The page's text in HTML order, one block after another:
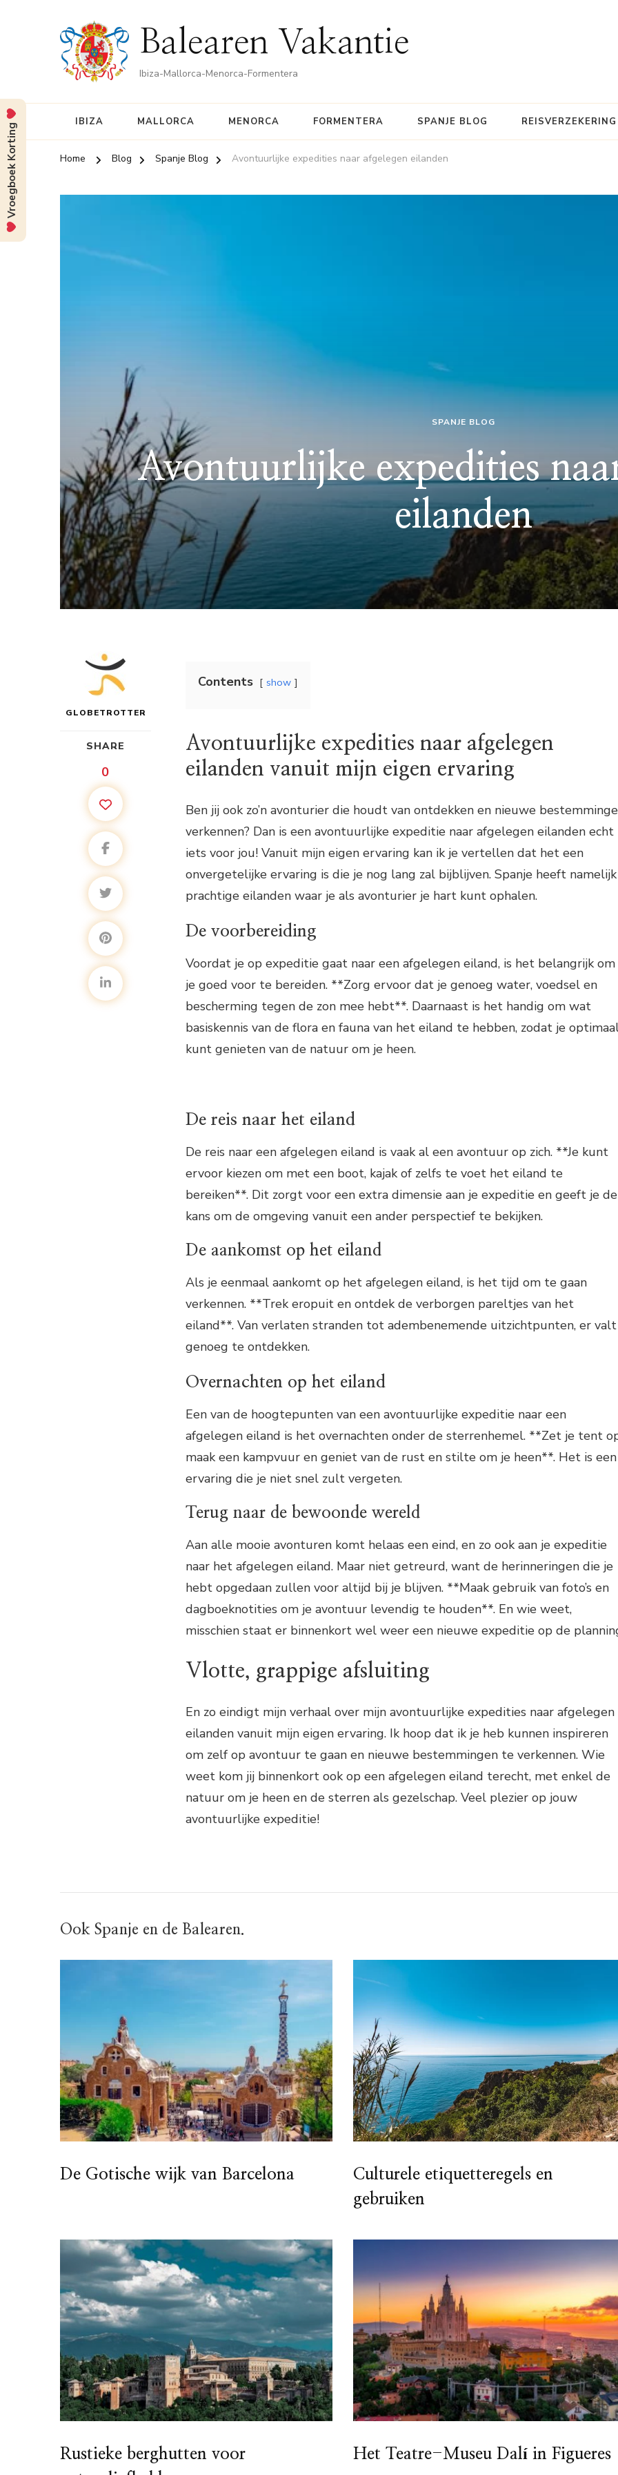
Balearen Vakantie
Ibiza-Mallorca-Menorca-Formentera
IBIZA MALLORCA MENORCA FORMENTERA SPANJE BLOG REISVERZEKERING
Home Blog Spanje Blog Avontuurlijke expedities naar afgelegen eilanden
SPANJE BLOG
Avontuurlijke expedities
eilanden
GLOBETROTTER
SHARE
0
Contents show
Avontuurlijke expedities naar afgelegen
eilanden vanuit mijn eigen ervaring
Ben jij ook zo’n avonturier die houdt van ontdekken en nieuwe
verkennen? Dan is een avontuurlijke expeditie naar afgelegen eilanden echt
iets voor jou! Vanuit mijn eigen ervaring kan ik je vertellen dat het een
onvergetelijke ervaring is die je nog lang zal bijblijven. Spanje heeft namelijk
prachtige eilanden waar je als avonturier je hart kunt ophalen.
De voorbereiding
Voordat je op expeditie gaat naar een afgelegen eiland, is het belangrijk om
je goed voor te bereiden. **Zorg ervoor dat je genoeg water, voedsel en
bescherming tegen de zon mee hebt**. Daarnaast is het handig om wat
basiskennis van de flora en fauna van het eiland te hebben, zodat je
kunt genieten van de natuur om je heen.
De reis naar het eiland
De reis naar een afgelegen eiland is vaak al een avontuur op zich. **Je kunt
ervoor kiezen om met een boot, kajak of zelfs te voet het eiland te
bereiken**. Dit zorgt voor een extra dimensie aan je expeditie en geeft je de
kans om de omgeving vanuit een ander perspectief te bekijken.
De aankomst op het eiland
Als je eenmaal aankomt op het afgelegen eiland, is het tijd om te gaan
verkennen. **Trek eropuit en ontdek de verborgen pareltjes van het
eiland**. Van verlaten stranden tot adembenemende uitzichtpunten, er valt
genoeg te ontdekken.
Overnachten op het eiland
Een van de hoogtepunten van een avontuurlijke expeditie naar een
afgelegen eiland is het overnachten onder de sterrenhemel. **Zet je tent
maak een kampvuur en geniet van de rust en stilte om je heen**. Het is een
ervaring die je niet snel zult vergeten.
Terug naar de bewoonde wereld
Aan alle mooie avonturen komt helaas een eind, en zo ook aan je expeditie
naar het afgelegen eiland. Maar niet getreurd, want de herinneringen die je
hebt opgedaan zullen voor altijd bij je blijven. **Maak gebruik van foto’s en
dagboeknotities om je avontuur levendig te houden**. En wie weet,
misschien staat er binnenkort wel weer een nieuwe expeditie op de
Vlotte, grappige afsluiting
En zo eindigt mijn verhaal over mijn avontuurlijke expedities naar afgelegen
eilanden vanuit mijn eigen ervaring. Ik hoop dat ik je heb kunnen inspireren
om zelf op avontuur te gaan en nieuwe bestemmingen te verkennen. Wie
weet kom jij binnenkort ook op een afgelegen eiland terecht, met enkel de
natuur om je heen en de sterren als gezelschap. Veel plezier op jouw
avontuurlijke expeditie!
Ook Spanje en de Balearen.
De Gotische wijk van Barcelona
Culturele etiquetteregels en
gebruiken
Rustieke berghutten voor
Het Teatre-Museu Dalí in Figueres
Vroegboek Korting